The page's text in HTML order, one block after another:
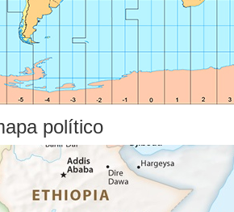
político